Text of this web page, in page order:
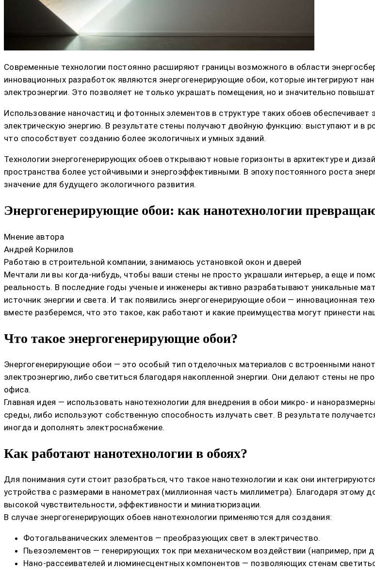
Современные технологии постоянно расширяют границы возможного в области
инновационных разработок являются энергогенерирующие обои, которые интегрируют
электроэнергии. Это позволяет не только украшать помещения, но и значительно
Использование наночастиц и фотонных элементов в структуре таких обоев
электрическую энергию. В результате стены получают двойную функцию: выступают и в
что способствует созданию более экологичных и умных зданий.
Технологии энергогенерирующих обоев открывают новые горизонты в архитектуре и
пространства более устойчивыми и энергоэффективными. В эпоху постоянного роста
значение для будущего экологичного развития.
Энергогенерирующие обои: как нанотехнологии
Мнение автора
Андрей Корнилов
Работаю в строительной компании, занимаюсь установкой окон и дверей
Мечтали ли вы когда-нибудь, чтобы ваши стены не просто украшали интерьер, а еще и
реальность. В последние годы ученые и инженеры активно разрабатывают уникальные
источник энергии и света. И так появились энергогенерирующие обои — инновационная
вместе разберемся, что это такое, как работают и какие преимущества могут принести
Что такое энергогенерирующие обои?
Энергогенерирующие обои — это особый тип отделочных материалов с встроенными
электроэнергию, либо светиться благодаря накопленной энергии. Они делают стены не
офиса.
Главная идея — использовать нанотехнологии для внедрения в обои микро- и
среды, либо используют собственную способность излучать свет. В результате
иногда и дополнять электроснабжение.
Как работают нанотехнологии в обоях?
Для понимания сути стоит разобраться, что такое нанотехнологии и как они
устройства с размерами в нанометрах (миллионная часть миллиметра). Благодаря этому
высокой чувствительности, эффективности и миниатюризации.
В случае энергогенерирующих обоев нанотехнологии применяются для создания:
Фотогальванических элементов — преобразующих свет в электричество.
Пьезоэлементов — генерирующих ток при механическом воздействии (например, при
Нано-рассеивателей и люминесцентных компонентов — позволяющих стенам